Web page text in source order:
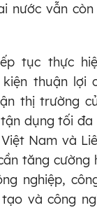
nước vẫn
tục thực
thuận lợi
thị trường
dụng tối đa
Nam và
tăng cường
nghiệp,
và công